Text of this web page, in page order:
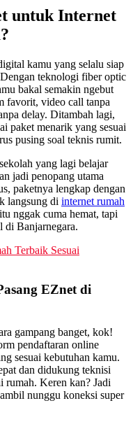
untuk Internet
kamu yang selalu siap
teknologi fiber optic
bakal semakin ngebut
favorit, video call tanpa
delay. Ditambah lagi,
paket menarik yang sesuai
pusing soal teknis rumit.
yang lagi belajar
jadi penopang utama
paketnya lengkap dengan
langsung di internet rumah
itu nggak cuma hemat, tapi
di Banjarnegara.
Terbaik Sesuai
EZnet di
gampang banget, kok!
pendaftaran online
sesuai kebutuhan kamu.
dan didukung teknisi
rumah. Keren kan? Jadi
nunggu koneksi super